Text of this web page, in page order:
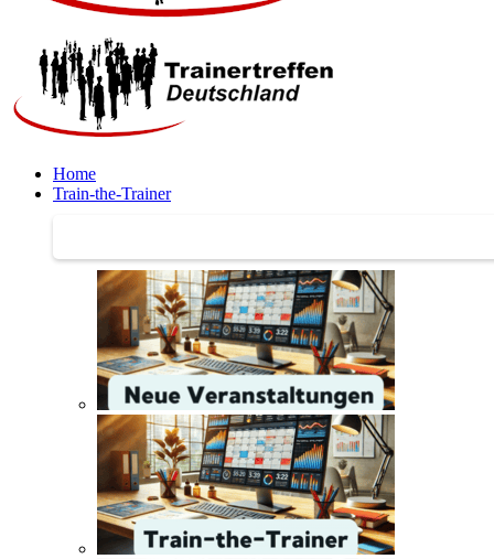
Home
Train-the-Trainer